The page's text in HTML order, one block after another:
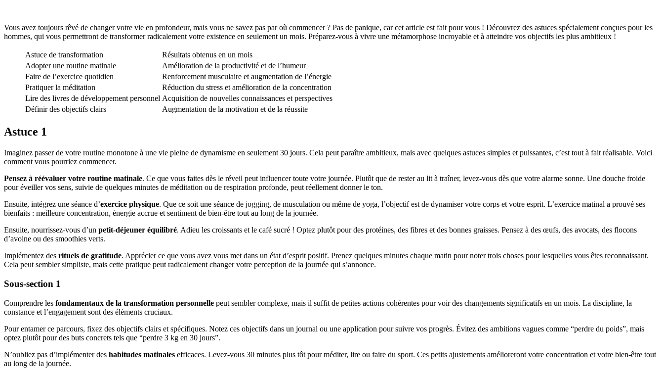
Vous avez toujours rêvé de changer votre vie en profondeur, mais vous ne savez pas par où commencer ? Pas de panique, car cet article est fait pour vous ! Découvrez des astuces spécialement conçues pour les
hommes, qui vous permettront de transformer radicalement votre existence en seulement un mois. Préparez-vous à vivre une métamorphose incroyable et à atteindre vos objectifs les plus ambitieux !
Astuce de transformation
Résultats obtenus en un mois
Adopter une routine matinale
Amélioration de la productivité et de l’humeur
Faire de l’exercice quotidien
Renforcement musculaire et augmentation de l’énergie
Pratiquer la méditation
Réduction du stress et amélioration de la concentration
Lire des livres de développement personnel Acquisition de nouvelles connaissances et perspectives
Définir des objectifs clairs
Augmentation de la motivation et de la réussite
Astuce 1
Imaginez passer de votre routine monotone à une vie pleine de dynamisme en seulement 30 jours. Cela peut paraître ambitieux, mais avec quelques astuces simples et puissantes, c’est tout à fait réalisable. Voici
comment vous pourriez commencer.
Pensez à réévaluer votre routine matinale. Ce que vous faites dès le réveil peut influencer toute votre journée. Plutôt que de rester au lit à traîner, levez-vous dès que votre alarme sonne. Une douche froide
pour éveiller vos sens, suivie de quelques minutes de méditation ou de respiration profonde, peut réellement donner le ton.
Ensuite, intégrez une séance d’exercice physique. Que ce soit une séance de jogging, de musculation ou même de yoga, l’objectif est de dynamiser votre corps et votre esprit. L’exercice matinal a prouvé ses
bienfaits : meilleure concentration, énergie accrue et sentiment de bien-être tout au long de la journée.
Ensuite, nourrissez-vous d’un petit-déjeuner équilibré. Adieu les croissants et le café sucré ! Optez plutôt pour des protéines, des fibres et des bonnes graisses. Pensez à des œufs, des avocats, des flocons
d’avoine ou des smoothies verts.
Implémentez des rituels de gratitude. Apprécier ce que vous avez vous met dans un état d’esprit positif. Prenez quelques minutes chaque matin pour noter trois choses pour lesquelles vous êtes reconnaissant.
Cela peut sembler simpliste, mais cette pratique peut radicalement changer votre perception de la journée qui s’annonce.
Sous-section 1
Comprendre les fondamentaux de la transformation personnelle peut sembler complexe, mais il suffit de petites actions cohérentes pour voir des changements significatifs en un mois. La discipline, la
constance et l’engagement sont des éléments cruciaux.
Pour entamer ce parcours, fixez des objectifs clairs et spécifiques. Notez ces objectifs dans un journal ou une application pour suivre vos progrès. Évitez des ambitions vagues comme “perdre du poids”, mais
optez plutôt pour des buts concrets tels que “perdre 3 kg en 30 jours”.
N’oubliez pas d’implémenter des habitudes matinales efficaces. Levez-vous 30 minutes plus tôt pour méditer, lire ou faire du sport. Ces petits ajustements amélioreront votre concentration et votre bien-être tout
au long de la journée.